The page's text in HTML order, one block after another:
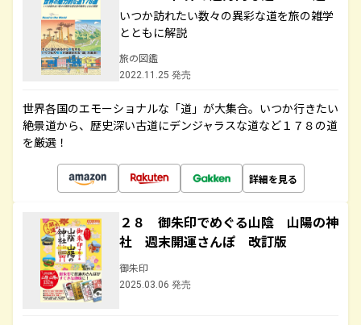
いつか訪れたい数々の異彩な道を旅の雑学
とともに解説
旅の図鑑
2022.11.25 発売
世界各国のエモーショナルな「道」が大集合。いつか行きたい
絶景道から、歴史深い古道にデンジャラスな道など１７８の道
を厳選！
詳細を見る
２８ 御朱印でめぐる山陰 山陽の神
社 週末開運さんぽ 改訂版
御朱印
2025.03.06 発売